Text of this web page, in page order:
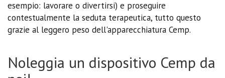
esempio: lavorare o divertirsi) e proseguire
contestualmente la seduta terapeutica, tutto questo
grazie al leggero peso dell'apparecchiatura Cemp.
Noleggia un dispositivo Cemp da